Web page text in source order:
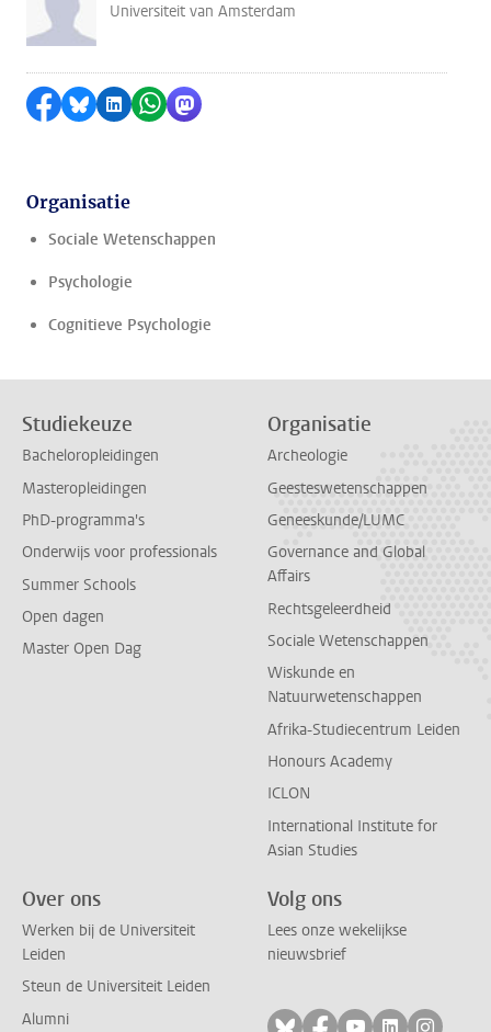
Universiteit van Amsterdam
Delen op Facebook
Delen via Bluesky
Delen op LinkedIn
Delen via WhatsApp
Delen via Mastodon
Organisatie
Sociale Wetenschappen
Psychologie
Cognitieve Psychologie
Studiekeuze
Bacheloropleidingen
Masteropleidingen
PhD-programma's
Onderwijs voor professionals
Summer Schools
Open dagen
Master Open Dag
Organisatie
Archeologie
Geesteswetenschappen
Geneeskunde/LUMC
Governance and Global
Affairs
Rechtsgeleerdheid
Sociale Wetenschappen
Wiskunde en
Natuurwetenschappen
Afrika-Studiecentrum Leiden
Honours Academy
ICLON
International Institute for
Asian Studies
Over ons
Werken bij de Universiteit
Leiden
Steun de Universiteit Leiden
Alumni
Volg ons
Lees onze wekelijkse
nieuwsbrief
Volg ons op bluesky
Volg ons op
Volg ons op
Volg ons
Volg